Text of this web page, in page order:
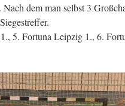
dem man selbst 3
5. Fortuna Leipzig 1., 6.